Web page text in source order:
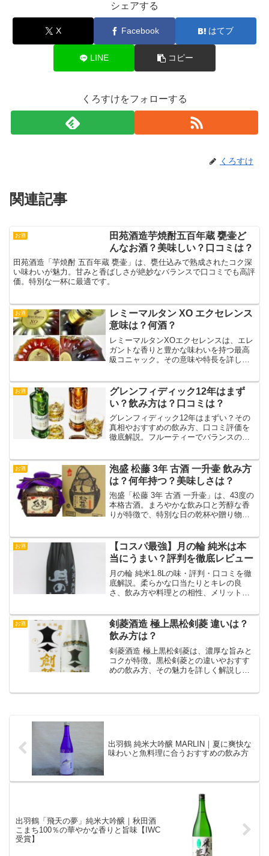
シェアする
X Facebook はてブ
LINE コピー
くろすけをフォローする
くろすけ
関連記事
お酒
田苑酒造芋焼酎五百年蔵 甕壷ど
んなお酒？美味しい？口コミは？
田苑酒造「芋焼酎 五百年蔵 甕壷」は、甕仕込みで熟成されたコク深
い味わいが魅力。甘みと香ばしさが絶妙なバランスで口コミでも高評
価。特別な一杯に最適です。
お酒
レミーマルタン XO エクセレンス
意味は？何酒？
レミーマルタンXOエクセレンスは、エレ
ガントな香りと豊かな味わいを持つ最高
級コニャック。その意味や特長を詳しく
お酒
グレンフィディック12年はまず
い？飲み方は？口コミは？
グレンフィディック12年はまずい？その
真相やおすすめの飲み方、口コミ評価を
徹底解説。フルーティーでバランスの良
お酒
泡盛 松藤 3年 古酒 一升壷 飲み方
は？何年持つ？美味しさは？
泡盛「松藤 3年 古酒 一升壷」は、43度の
本格古酒。まろやかな飲み口と芳醇な香
りが特徴で、特別な日の乾杯や贈り物に
お酒
【コスパ最強】月の輪 純米は本
当にうまい？評判を徹底レビュー
月の輪 純米1.8Lの味・評判・口コミを徹
底解説。柔らかな口当たりとキレの良
さ、飲み方や料理との相性、メリット・
ド。
お酒
剣菱酒造 極上黒松剣菱 違いは？
飲み方は？
剣菱酒造 極上黒松剣菱は、濃厚な旨みと
コクが特徴。黒松剣菱との違いやおすす
めの飲み方、その魅力を詳しく解説しま
出羽鶴 純米大吟醸 MARLIN｜夏に爽快な
味わいと魚料理に合うおすすめの飲み方
出羽鶴「飛天の夢」純米大吟醸｜秋田酒
こまち100％の華やかな香りと旨味【IWC
受賞】